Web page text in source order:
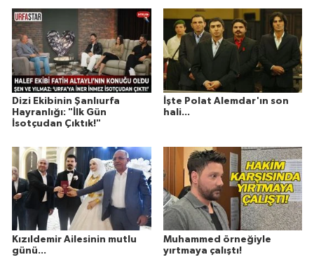
Dizi Ekibinin Şanlıurfa
Hayranlığı: "İlk Gün
İsotçudan Çıktık!"
İşte Polat Alemdar'ın son
hali...
Kızıldemir Ailesinin mutlu
günü...
Muhammed örneğiyle
yırtmaya çalıştı!